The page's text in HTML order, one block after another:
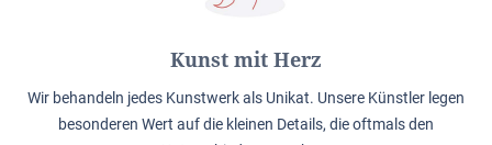
Kunst mit Herz
Wir behandeln jedes Kunstwerk als Unikat. Unsere Künstler legen
besonderen Wert auf die kleinen Details, die oftmals den